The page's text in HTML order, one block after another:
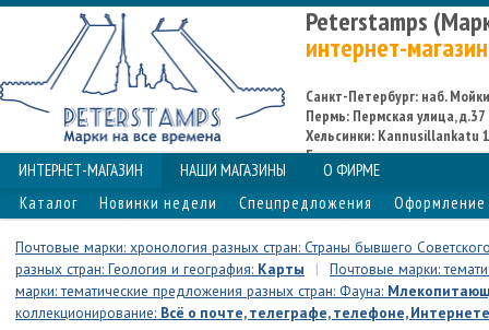
Peterstamps
интернет-магазин
Санкт-Петербург: наб.
Пермь: Пермская улица, д.37
Хельсинки: Kannusillankatu
Espoo
ИНТЕРНЕТ-МАГАЗИН НАШИ МАГАЗИНЫ
О ФИРМЕ
Каталог
Новинки недели Спецпредложения Оформление
Почтовые марки: хронология разных стран: Страны бывшего
разных стран: Геология и география: Карты |
Почтовые марки:
марки: тематические предложения разных стран: Фауна:
коллекционирование: Всё о почте, телеграфе, телефоне, Интернете